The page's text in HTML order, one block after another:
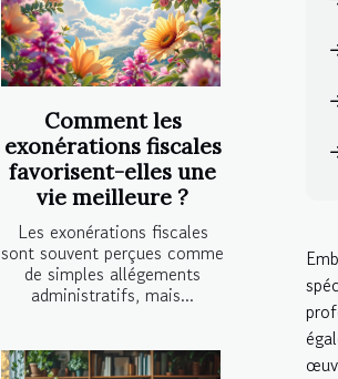
Comment les
exonérations fiscales
favorisent-elles une
vie meilleure ?
Les exonérations fiscales
sont souvent perçues comme
de simples allégements
administratifs, mais...